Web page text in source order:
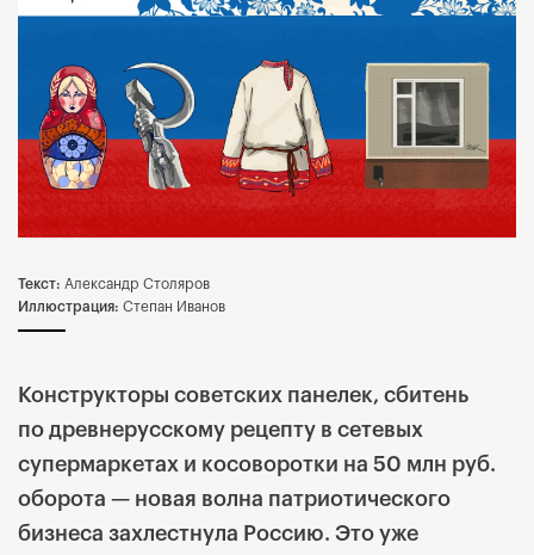
Текст: Александр Столяров
Иллюстрация: Степан Иванов
Конструкторы советских панелек, сбитень
по древнерусскому рецепту в сетевых
супермаркетах и косоворотки на 50 млн руб.
оборота — новая волна патриотического
бизнеса захлестнула Россию. Это уже